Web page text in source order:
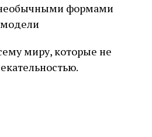
миру, которые не